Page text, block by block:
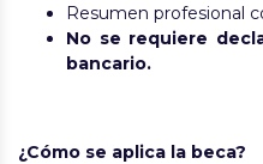
Resumen profesional
No se requiere
bancario.
¿Cómo se aplica la beca?